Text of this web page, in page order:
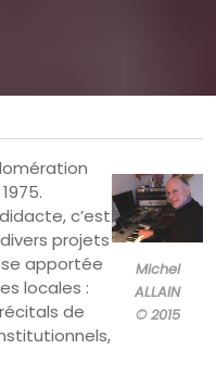
c’est
projets
apportée
locales :
de
Michel
ALLAIN
© 2015